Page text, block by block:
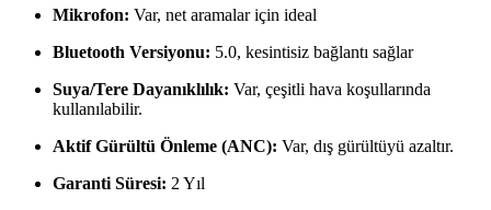
Mikrofon: Var, net aramalar için ideal
Bluetooth Versiyonu: 5.0, kesintisiz bağlantı sağlar
Suya/Tere Dayanıklılık: Var, çeşitli hava koşullarında
kullanılabilir.
Aktif Gürültü Önleme (ANC): Var, dış gürültüyü azaltır.
Garanti Süresi: 2 Yıl